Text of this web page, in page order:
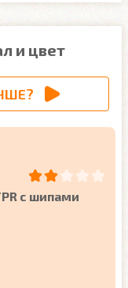
и цвет
с шипами